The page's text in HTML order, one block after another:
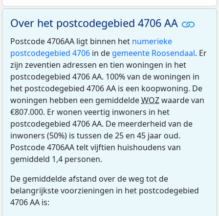
Over het postcodegebied 4706 AA
Postcode 4706AA ligt binnen het numerieke
postcodegebied 4706 in de gemeente Roosendaal. Er
zijn zeventien adressen en tien woningen in het
postcodegebied 4706 AA. 100% van de woningen in
het postcodegebied 4706 AA is een koopwoning. De
woningen hebben een gemiddeldeWOZwaarde van
€807.000. Er wonen veertig inwoners in het
postcodegebied 4706 AA. De meerderheid van de
inwoners (50%) is tussen de 25 en 45 jaar oud.
Postcode 4706AA telt vijftien huishoudens van
gemiddeld 1,4 personen.
De gemiddelde afstand over de weg tot de
belangrijkste voorzieningen in het postcodegebied
4706 AA is: